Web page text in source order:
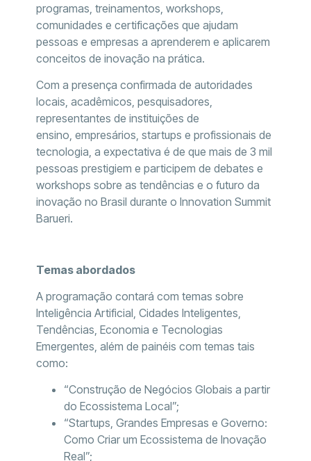
programas, treinamentos, workshops,
comunidades e certificações que ajudam
pessoas e empresas a aprenderem e aplicarem
conceitos de inovação na prática.
Com a presença confirmada de autoridades
locais, acadêmicos, pesquisadores,
representantes de instituições de
ensino, empresários, startups e profissionais de
tecnologia, a expectativa é de que mais de 3 mil
pessoas prestigiem e participem de debates e
workshops sobre as tendências e o futuro da
inovação no Brasil durante o Innovation Summit
Barueri.
Temas abordados
A programação contará com temas sobre
Inteligência Artificial, Cidades Inteligentes,
Tendências, Economia e Tecnologias
Emergentes, além de painéis com temas tais
como:
“Construção de Negócios Globais a partir
do Ecossistema Local”;
“Startups, Grandes Empresas e Governo:
Como Criar um Ecossistema de Inovação
Real”;